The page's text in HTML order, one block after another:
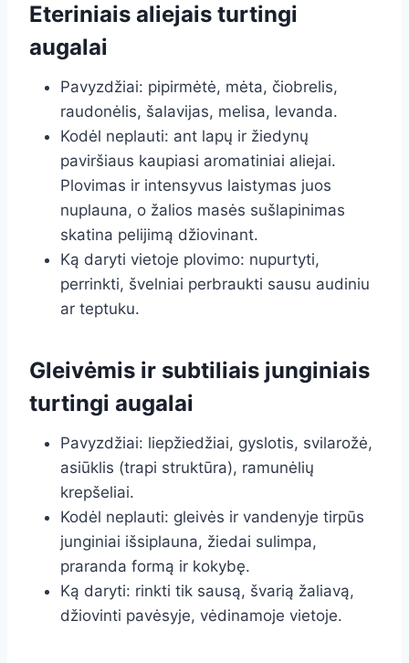
Eteriniais aliejais turtingi
augalai
Pavyzdžiai: pipirmėtė, mėta, čiobrelis,
raudonėlis, šalavijas, melisa, levanda.
Kodėl neplauti: ant lapų ir žiedynų
paviršiaus kaupiasi aromatiniai aliejai.
Plovimas ir intensyvus laistymas juos
nuplauna, o žalios masės sušlapinimas
skatina pelijimą džiovinant.
Ką daryti vietoje plovimo: nupurtyti,
perrinkti, švelniai perbraukti sausu audiniu
ar teptuku.
Gleivėmis ir subtiliais junginiais
turtingi augalai
Pavyzdžiai: liepžiedžiai, gyslotis, svilarožė,
asiūklis (trapi struktūra), ramunėlių
krepšeliai.
Kodėl neplauti: gleivės ir vandenyje tirpūs
junginiai išsiplauna, žiedai sulimpa,
praranda formą ir kokybę.
Ką daryti: rinkti tik sausą, švarią žaliavą,
džiovinti pavėsyje, vėdinamoje vietoje.